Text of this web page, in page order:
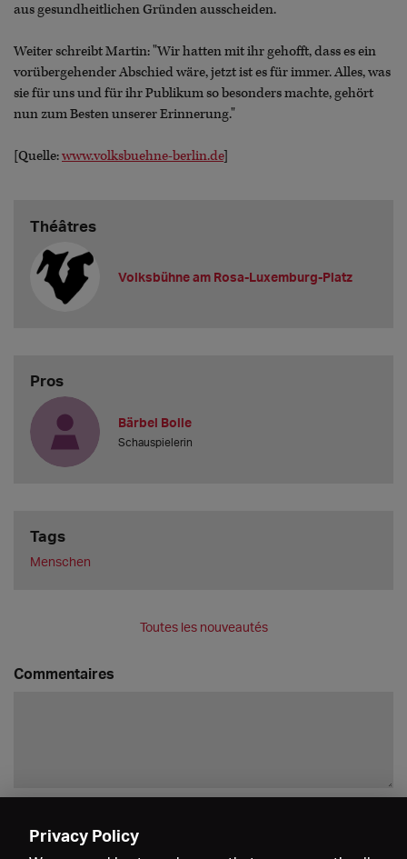
aus gesundheitlichen Gründen ausscheiden.
Weiter schreibt Martin: "Wir hatten mit ihr gehofft, dass es ein
vorübergehender Abschied wäre, jetzt ist es für immer. Alles, was
sie für uns und für ihr Publikum so besonders machte, gehört
nun zum Besten unserer Erinnerung."
[Quelle:www.volksbuehne-berlin.de]
Théâtres
Volksbühne am Rosa-Luxemburg-Platz
Pros
Bärbel Bolle
Schauspielerin
Tags
Menschen
Toutes les nouveautés
Commentaires
Privacy Policy